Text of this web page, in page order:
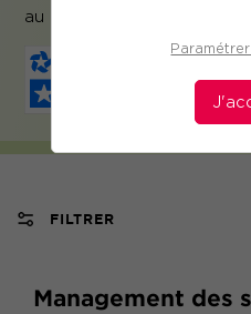
au DevOps.
FILTRER
Management des